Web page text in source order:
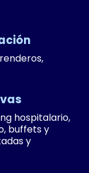
hospitalario,
buffets y
y